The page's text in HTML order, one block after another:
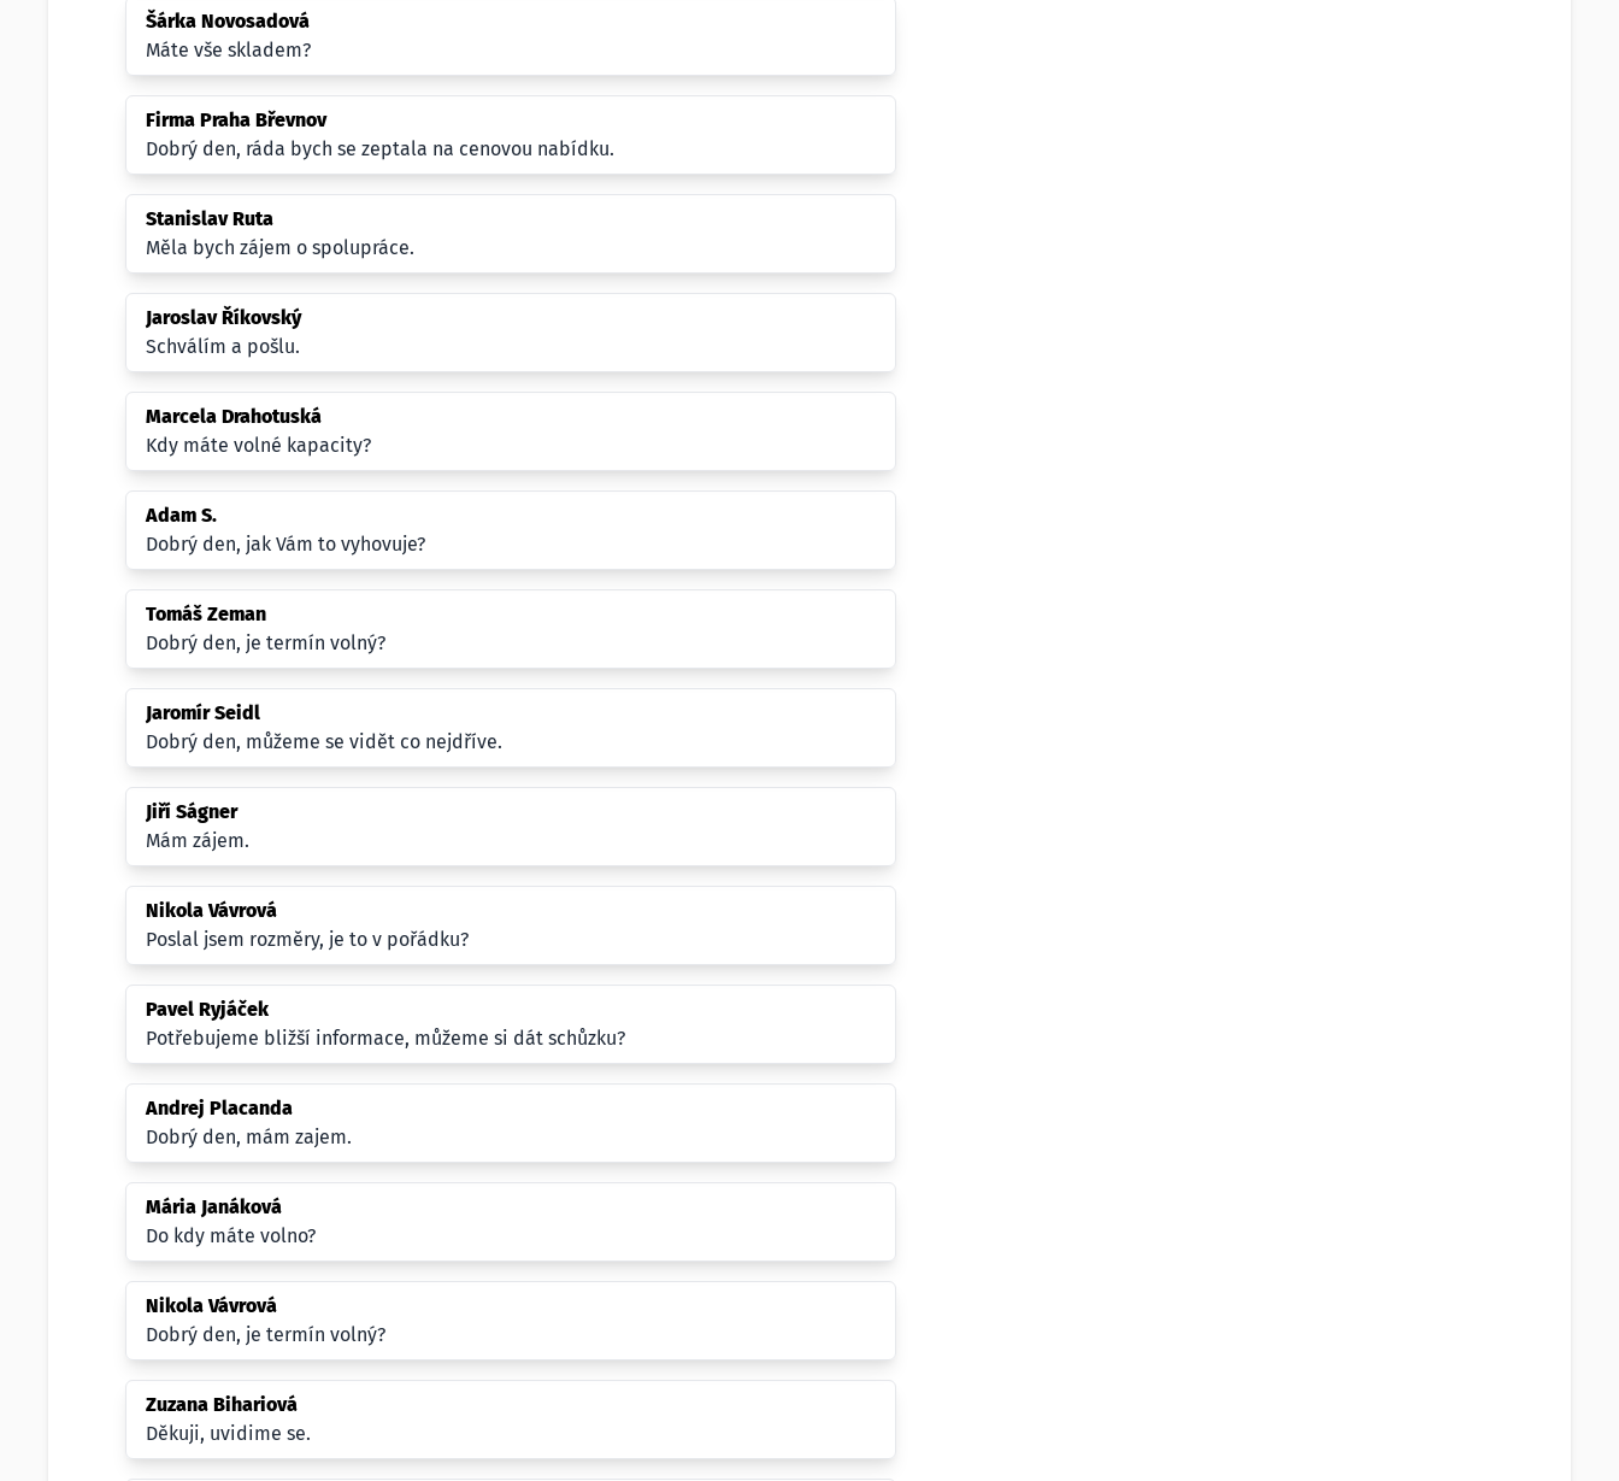
Šárka Novosadová
Máte vše skladem?
Firma Praha Břevnov
Dobrý den, ráda bych se zeptala na cenovou nabídku.
Stanislav Ruta
Měla bych zájem o spolupráce.
Jaroslav Říkovský
Schválím a pošlu.
Marcela Drahotuská
Kdy máte volné kapacity?
Adam S.
Dobrý den, jak Vám to vyhovuje?
Tomáš Zeman
Dobrý den, je termín volný?
Jaromír Seidl
Dobrý den, můžeme se vidět co nejdříve.
Jiří Ságner
Mám zájem.
Nikola Vávrová
Poslal jsem rozměry, je to v pořádku?
Pavel Ryjáček
Potřebujeme bližší informace, můžeme si dát schůzku?
Andrej Placanda
Dobrý den, mám zajem.
Mária Janáková
Do kdy máte volno?
Nikola Vávrová
Dobrý den, je termín volný?
Zuzana Bihariová
Děkuji, uvidime se.